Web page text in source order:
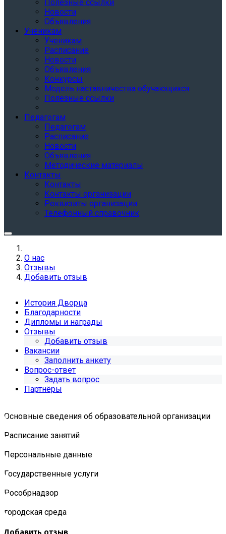
Полезные ссылки
Новости
Объявления
Ученикам
Ученикам
Расписание
Новости
Объявления
Конкурсы
Модель наставничества обучающихся
Полезные ссылки
Педагогам
Педагогам
Расписание
Новости
Объявления
Методические материалы
Контакты
Контакты
Контакты организации
Реквизиты организации
Телефонный справочник
О нас
Отзывы
Добавить отзыв
История Дворца
Благодарности
Дипломы и награды
Отзывы
Добавить отзыв
Вакансии
Заполнить анкету
Вопрос-ответ
Задать вопрос
Партнёры
Основные сведения об образовательной организации
Расписание занятий
Персональные данные
Государственные услуги
Роcобрнадзор
городская среда